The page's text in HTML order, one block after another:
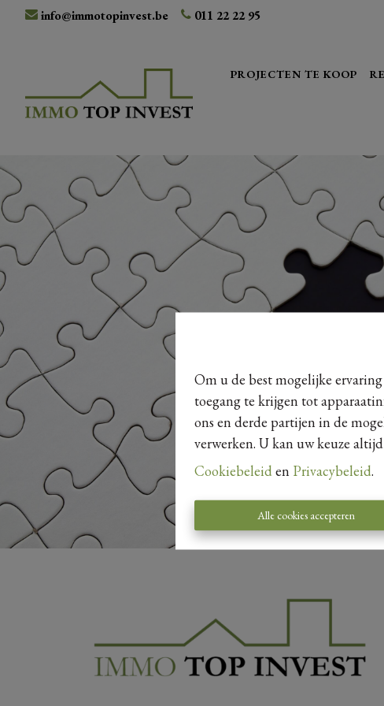
Om u de best mogelijke
toegang te krijgen tot
ons en derde partijen in de
verwerken. U kan uw keuze
Cookiebeleid en Privacybeleid.
Alle cookies accepteren
info@immotopinvest.be 011 22 22 95
PROJECTEN TE KOOP